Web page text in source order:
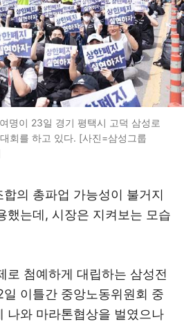
명이 23일 경기 평택시 고덕 삼성로
회를 하고 있다. [사진=삼성그룹
의 총파업 가능성이 불거지
했는데, 시장은 지켜보는 모습
로 첨예하게 대립하는 삼성전
이틀간 중앙노동위원회 중
나와 마라톤협상을 벌였으나